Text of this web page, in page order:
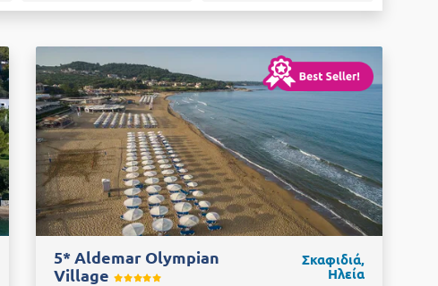
5* Aldemar Olympian
Village
Σκαφιδιά,
Ηλεία